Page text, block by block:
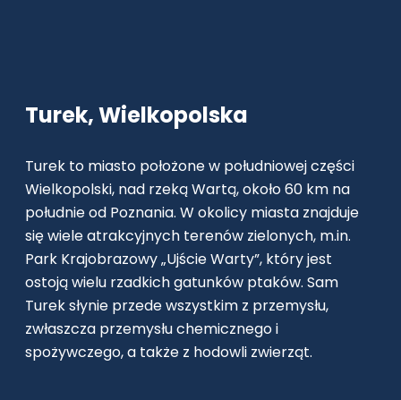
Turek, Wielkopolska
Turek to miasto położone w południowej części
Wielkopolski, nad rzeką Wartą, około 60 km na
południe od Poznania. W okolicy miasta znajduje
się wiele atrakcyjnych terenów zielonych, m.in.
Park Krajobrazowy „Ujście Warty”, który jest
ostoją wielu rzadkich gatunków ptaków. Sam
Turek słynie przede wszystkim z przemysłu,
zwłaszcza przemysłu chemicznego i
spożywczego, a także z hodowli zwierząt.